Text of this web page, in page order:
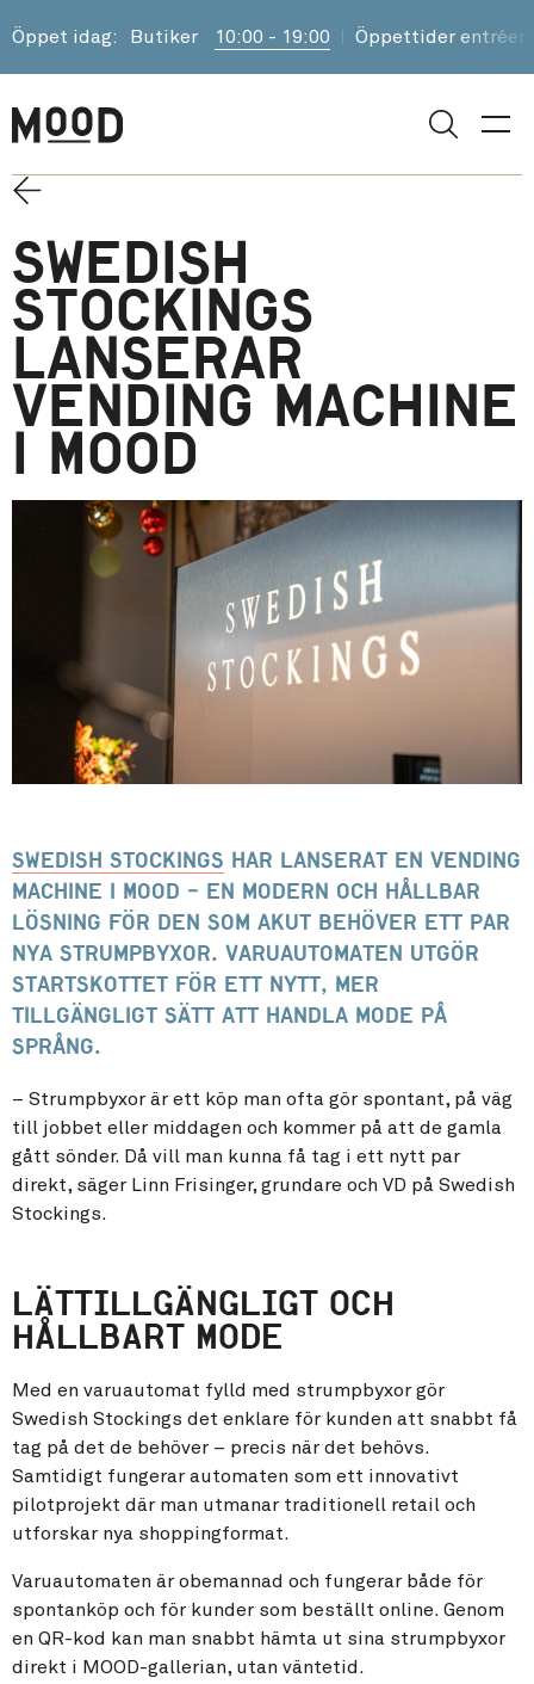
Öppet idag: Butiker 10:00 - 19:00 Öppettider entréer
Swedish
Stockings
lanserar
vending machine
i MOOD
Swedish Stockings har lanserat en vending
machine i MOOD – en modern och hållbar
lösning för den som akut behöver ett par
nya strumpbyxor. Varuautomaten utgör
startskottet för ett nytt, mer
tillgängligt sätt att handla mode på
språng.
– Strumpbyxor är ett köp man ofta gör spontant, på väg
till jobbet eller middagen och kommer på att de gamla
gått sönder. Då vill man kunna få tag i ett nytt par
direkt, säger Linn Frisinger, grundare och VD på Swedish
Stockings.
LÄTTILLGÄNGLIGT OCH
HÅLLBART MODE
Med en varuautomat fylld med strumpbyxor gör
Swedish Stockings det enklare för kunden att snabbt få
tag på det de behöver – precis när det behövs.
Samtidigt fungerar automaten som ett innovativt
pilotprojekt där man utmanar traditionell retail och
utforskar nya shoppingformat.
Varuautomaten är obemannad och fungerar både för
spontanköp och för kunder som beställt online. Genom
en QR-kod kan man snabbt hämta ut sina strumpbyxor
direkt i MOOD-gallerian, utan väntetid.